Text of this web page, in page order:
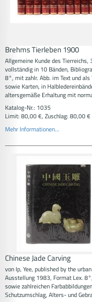
Brehms Tierleben 1900
Allgemeine Kunde des Tierreichs,
vollständig in 10 Bänden,
8°, mit zahlr. Abb. im Text und
sowie Karten, in
altersgemäße Erhaltung mit
Katalog-Nr.: 1035
Limit: 80,00 €, Zuschlag: 80,00 €
Mehr Informationen...
Chinese Jade Carving
von Ip, Yee, published by the
Ausstellung 1983, Format Lex.
sowie zahlreichen
Schutzumschlag, Alters- und